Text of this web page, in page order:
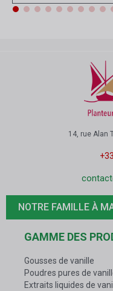
14, rue Alan
+33
NOTRE FAMILLE À
GAMME DES
Gousses de vanille
Poudres pures de
Extraits liquides de